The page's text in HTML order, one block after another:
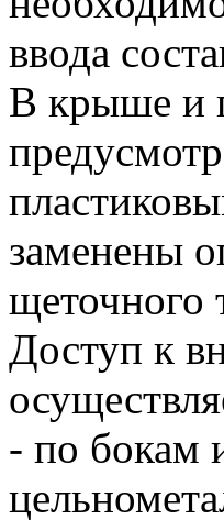
ввода
В крыше и
заменены
щеточного
Доступ к
- по бокам